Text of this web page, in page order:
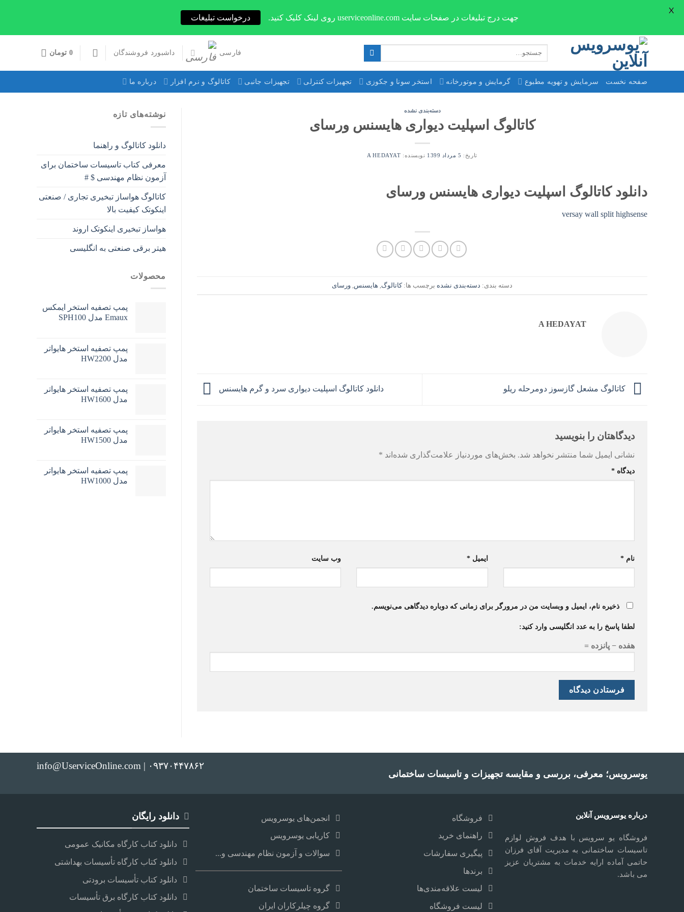
فارسی داشبورد فروشندگان 0 تومان
صفحه نخست سرمایش و تهویه مطبوع گرمایش و موتورخانه استخر سونا و جکوزی تجهیزات کنترلی تجهیزات جانبی کاتالوگ و نرم افزار درباره ما
دسته‌بندی نشده
کاتالوگ اسپلیت دیواری هایسنس ورسای
تاریخ: 5 مرداد 1399 نویسنده: A HEDAYAT
دانلود کاتالوگ اسپلیت دیواری هایسنس ورسای
versay wall split highsense
دسته بندی: دسته‌بندی نشده برچسب ها:کاتالوگ هایسنس ورسای
A HEDAYAT
کاتالوگ مشعل گازسوز دومرحله ریلو دانلود کاتالوگ اسپلیت دیواری سرد و گرم هایسنس
دیدگاهتان را بنویسید
نشانی ایمیل شما منتشر نخواهد شد. بخش‌های موردنیاز علامت‌گذاری شده‌اند *
دیدگاه *
نام * ایمیل* وب‌ سایت
ذخیره نام، ایمیل و وبسایت من در مرورگر برای زمانی که دوباره دیدگاهی می‌نویسم.
لطفا پاسخ را به عدد انگلیسی وارد کنید:
هفده − پانزده =
نوشته‌های تازه
دانلود کاتالوگ و راهنما
معرفی کتاب تاسیسات ساختمان برای
آزمون نظام مهندسی $ #
کاتالوگ هواساز تبخیری تجاری / صنعتی
اینکوتک کیفیت بالا
هواساز تبخیری اینکوتک اروند
هیتر برقی صنعتی به انگلیسی
محصولات
پمپ تصفیه استخر ایمکس
Emaux مدل SPH100
پمپ تصفیه استخر هایواتر
مدل HW2200
پمپ تصفیه استخر هایواتر
مدل HW1600
پمپ تصفیه استخر هایواتر
مدل HW1500
پمپ تصفیه استخر هایواتر
مدل HW1000
یوسرویس؛ معرفی، بررسی و مقایسه تجهیزات و تاسیسات ساختمانی
info@UserviceOnline.com | ۰۹۳۷۰۴۴۷۸۶۲
درباره یوسرویس آنلاین
فروشگاه یو سرویس با هدف فروش لوازم
تاسیسات ساختمانی به مدیریت آقای فرزان
حاتمی آماده ارایه خدمات به مشتریان عزیز
می باشد.
فروشگاه
راهنمای خرید
پیگیری سفارشات
برندها
لیست علاقه‌مندی‌ها
لیست فروشگاه
انجمن‌های یوسرویس
کاریابی یوسرویس
سوالات و آزمون نظام مهندسی و...
گروه تاسیسات ساختمان
گروه چیلرکاران ایران
دانلود رایگان
دانلود کتاب کارگاه مکانیک عمومی
دانلود کتاب کارگاه تأسیسات بهداشتی
دانلود کتاب تأسیسات برودتی
دانلود کتاب کارگاه برق تأسیسات
جهت درج تبلیغات در صفحات سایت userviceonline.com روی لینک کلیک کنید. درخواست تبلیغات
X